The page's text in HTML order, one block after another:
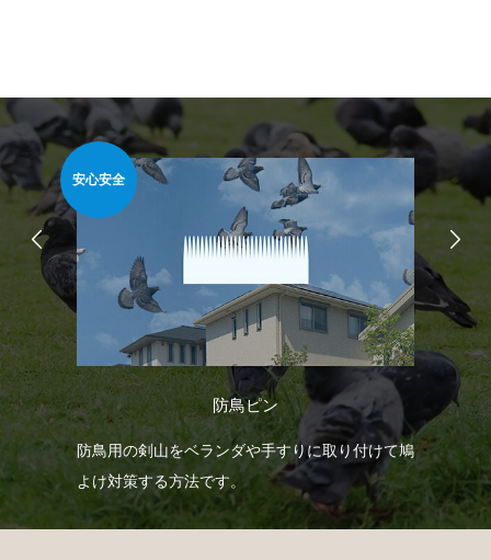
安心安全
防鳥ピン
防鳥用の剣山をベランダや手すりに取り付けて鳩
よけ対策する方法です。